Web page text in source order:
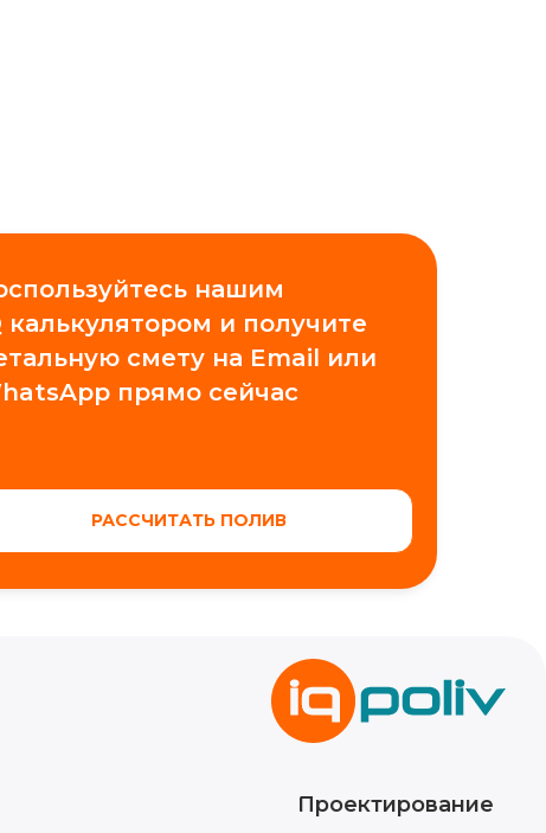
нашим
калькулятором и получите
смету на Email или
прямо сейчас
РАССЧИТАТЬ ПОЛИВ
Новости
Видео
Кейсы